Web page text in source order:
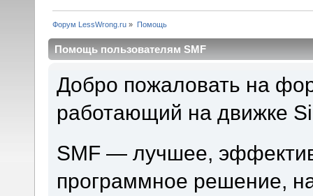
Форум LessWrong.ru » Помощь
Помощь пользователям SMF
Добро пожаловать на
работающий на движке
SMF — лучшее,
программное решение,